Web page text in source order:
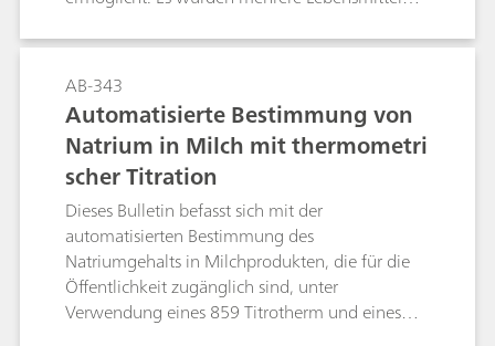
Standardaddition. Es werden mehrere
Kaliumbestimmungen in verschiedenen
kaliumselektiven Elektrode vorgestellt. Darüber
hinaus sind allgemeine Hinweise, Tipps und
Tricks für bewährte Messpraktiken enthalten.
Tomatenketchup, Maischips, Laugenstangen
und Cracker. Die Reproduzierbarkeit der
Ergebnisse war gut. Nach dem Einwiegen und
Zugeben der Lösungen wurden die Proben mit
einem Polytron zerkleinert, um die Homogenität
der Messlösung sicherzustellen. Die relativen
Standardabweichungen lagen zwischen 0,08 %
und 3,75 %. Zusätzlich zu diesem Application
Bulletin finden Sie weitere Informationen zur
thermometrischen Natriumbestimmung in
Lebensmitteln in unserem Applikationsvideo auf
YouTube: https://youtu.be/lnCp9jBxoEs
AB-343
Automatisierte Bestimmung von
Natrium in Milch mit thermometri
scher Titration
Dieses Bulletin befasst sich mit der
automatisierten Bestimmung des
Natriumgehalts in Milchprodukten, die für die
Öffentlichkeit zugänglich sind, unter
Verwendung eines 859 Titrotherm und eines